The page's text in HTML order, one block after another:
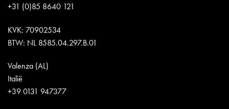
+31 (0)85 8640 121
KVK: 70902534
BTW: NL 8585.04.297.B.01
Valenza (AL)
Italië
+39 0131 947377